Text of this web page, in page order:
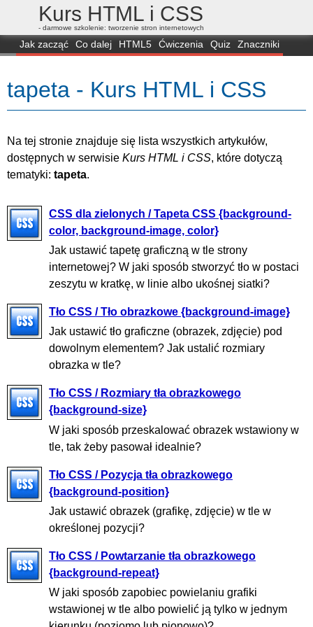
Kurs HTML i CSS
- darmowe szkolenie: tworzenie stron internetowych
Jak zacząć Co dalej HTML5 Ćwiczenia Quiz
Znaczniki
FAQ
Przeglądarki Mapa FORUM
tapeta - Kurs HTML i CSS
Na tej stronie znajduje się lista wszystkich artykułów,
dostępnych w serwisie Kurs HTML i CSS, które dotyczą
tematyki: tapeta.
CSS dla zielonych / Tapeta CSS {background-
color, background-image, color}
Jak ustawić tapetę graficzną w tle strony
internetowej? W jaki sposób stworzyć tło w postaci
zeszytu w kratkę, w linie albo ukośnej siatki?
Tło CSS / Tło obrazkowe {background-image}
Jak ustawić tło graficzne (obrazek, zdjęcie) pod
dowolnym elementem? Jak ustalić rozmiary
obrazka w tle?
Tło CSS / Rozmiary tła obrazkowego
{background-size}
W jaki sposób przeskalować obrazek wstawiony w
tle, tak żeby pasował idealnie?
Tło CSS / Pozycja tła obrazkowego
{background-position}
Jak ustawić obrazek (grafikę, zdjęcie) w tle w
określonej pozycji?
Tło CSS / Powtarzanie tła obrazkowego
{background-repeat}
W jaki sposób zapobiec powielaniu grafiki
wstawionej w tle albo powielić ją tylko w jednym